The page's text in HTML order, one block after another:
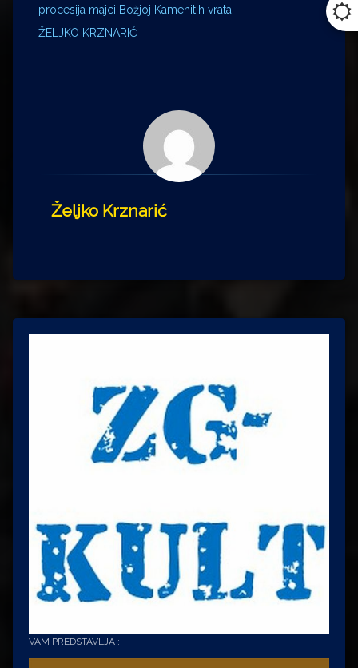
procesija majci Božjoj Kamenitih vrata.
ŽELJKO KRZNARIĆ
Željko Krznarić
VAM PREDSTAVLJA :